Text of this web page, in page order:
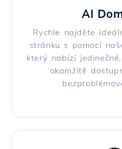
AI
Rychle najděte
stránku s pomocí
který nabízí
okamžitě